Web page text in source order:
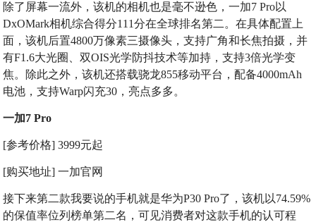
除了屏幕一流外，该机的相机也是毫不逊色，一加7 Pro以
DxOMark相机综合得分111分在全球排名第二。在具体配置上
面，该机后置4800万像素三摄像头，支持广角和长焦拍摄，并
有F1.6大光圈、双OIS光学防抖技术等加持，支持3倍光学变
焦。除此之外，该机还搭载骁龙855移动平台，配备4000mAh
电池，支持Warp闪充30，亮点多多。
一加7 Pro
[参考价格] 3999元起
[购买地址] 一加官网
接下来第二款我要说的手机就是华为P30 Pro了，该机以74.59%
的保值率位列榜单第二名，可见消费者对这款手机的认可程